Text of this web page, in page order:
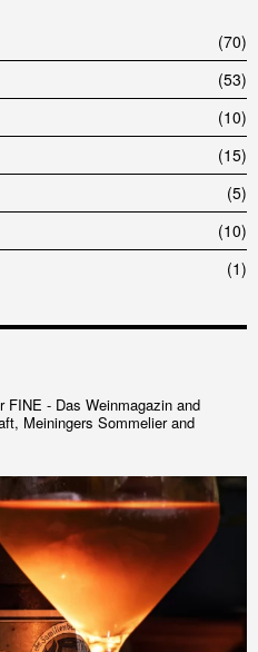
70
53
10
15
5
10
1
FINE - Das Weinmagazin and
Meiningers Sommelier and